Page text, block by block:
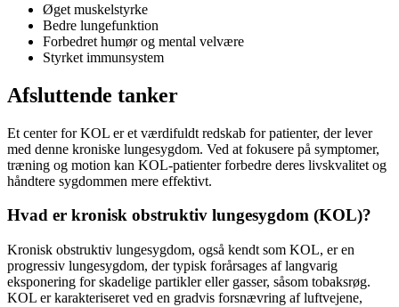
Øget muskelstyrke
Bedre lungefunktion
Forbedret humør og mental velvære
Styrket immunsystem
Afsluttende tanker
Et center for KOL er et værdifuldt redskab for patienter, der lever
med denne kroniske lungesygdom. Ved at fokusere på symptomer,
træning og motion kan KOL-patienter forbedre deres livskvalitet og
håndtere sygdommen mere effektivt.
Hvad er kronisk obstruktiv lungesygdom (KOL)?
Kronisk obstruktiv lungesygdom, også kendt som KOL, er en
progressiv lungesygdom, der typisk forårsages af langvarig
eksponering for skadelige partikler eller gasser, såsom tobaksrøg.
KOL er karakteriseret ved en gradvis forsnævring af luftvejene,